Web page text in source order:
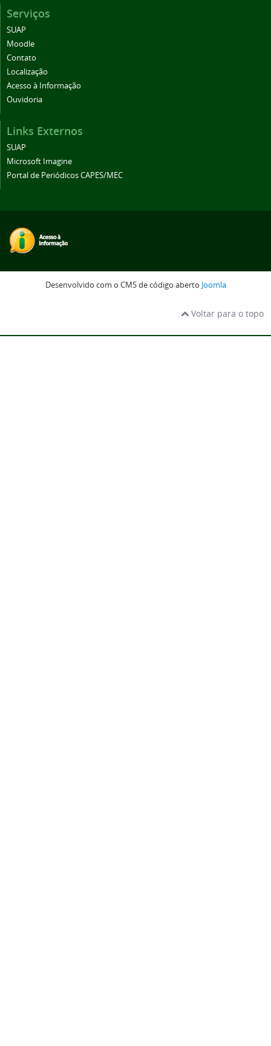
Serviços
SUAP
Moodle
Contato
Localização
Acesso à Informação
Ouvidoria
Links Externos
SUAP
Microsoft Imagine
Portal de Periódicos CAPES/MEC
Desenvolvido com o CMS de código aberto Joomla
Voltar para o topo